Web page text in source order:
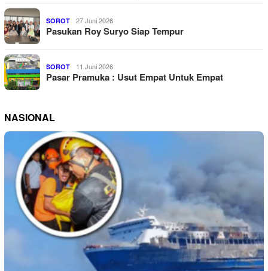
SOROT 27 Juni 2026
Pasukan Roy Suryo Siap Tempur
SOROT 11 Juni 2026
Pasar Pramuka : Usut Empat Untuk Empat
NASIONAL